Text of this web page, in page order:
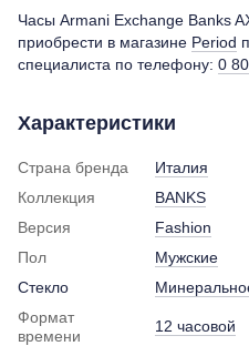
Часы Armani Exchange Banks
приобрести в магазине Period
специалиста по телефону: 0
Характеристики
Страна бренда
Италия
Коллекция
BANKS
Версия
Fashion
Пол
Мужские
Стекло
Формат
времени
12 часовой